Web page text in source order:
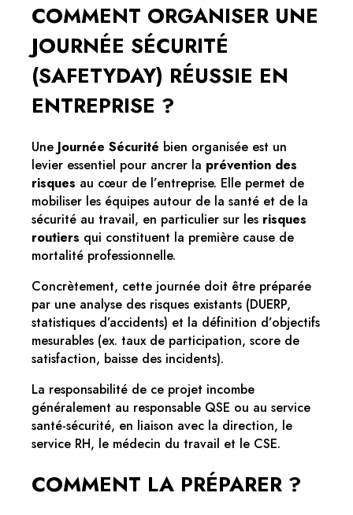
COMMENT ORGANISER UNE
JOURNÉE SÉCURITÉ
(SAFETYDAY) RÉUSSIE EN
ENTREPRISE ?
Une Journée Sécurité bien organisée est un
levier essentiel pour ancrer la prévention des
risques au cœur de l’entreprise. Elle permet de
mobiliser les équipes autour de la santé et de la
sécurité au travail, en particulier sur les risques
routiers qui constituent la première cause de
mortalité professionnelle.
Concrètement, cette journée doit être préparée
par une analyse des risques existants (DUERP,
statistiques d’accidents) et la définition d’objectifs
mesurables (ex. taux de participation, score de
satisfaction, baisse des incidents).
La responsabilité de ce projet incombe
généralement au responsable QSE ou au service
santé-sécurité, en liaison avec la direction, le
service RH, le médecin du travail et le CSE.
COMMENT LA PRÉPARER ?